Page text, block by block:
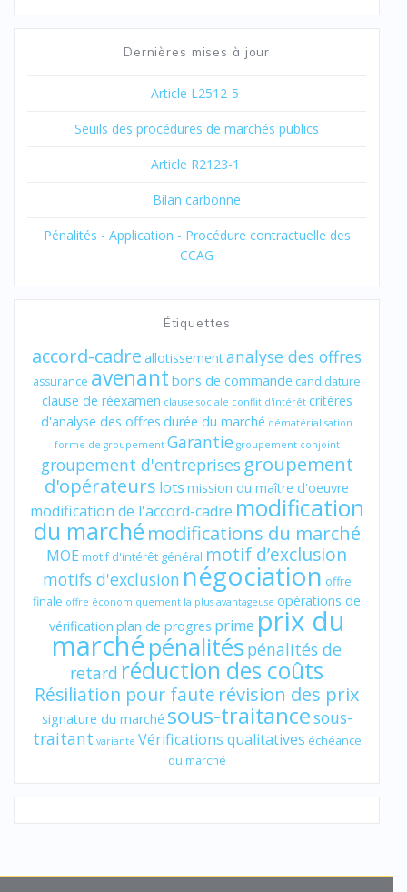
Dernières mises à jour
Article L2512-5
Seuils des procédures de marchés publics
Article R2123-1
Bilan carbonne
Pénalités - Application - Procédure contractuelle des
CCAG
Étiquettes
accord-cadre allotissementanalyse des offres
assurance avenant bons de commande candidature
clause de réexamen clause sociale conflit d'intérêt critères
d'analyse des offres durée du marché dématérialisation
forme de groupement Garantie groupement conjoint
groupement d'entreprises groupement
d'opérateurs lots mission du maître d'oeuvre
modification de l'accord-cadre modification
du marché modifications du marché
MOE motif d'intérêt général motif d’exclusion
motifs d'exclusion négociation offre
finale offre économiquement la plus avantageuse opérations de
vérification plan de progres prime prix du
marchépénalités pénalités de
retard réduction des coûts
Résiliation pour faute révision des prix
signature du marché sous-traitancesous-
traitant variante Vérifications qualitatives échéance
du marché